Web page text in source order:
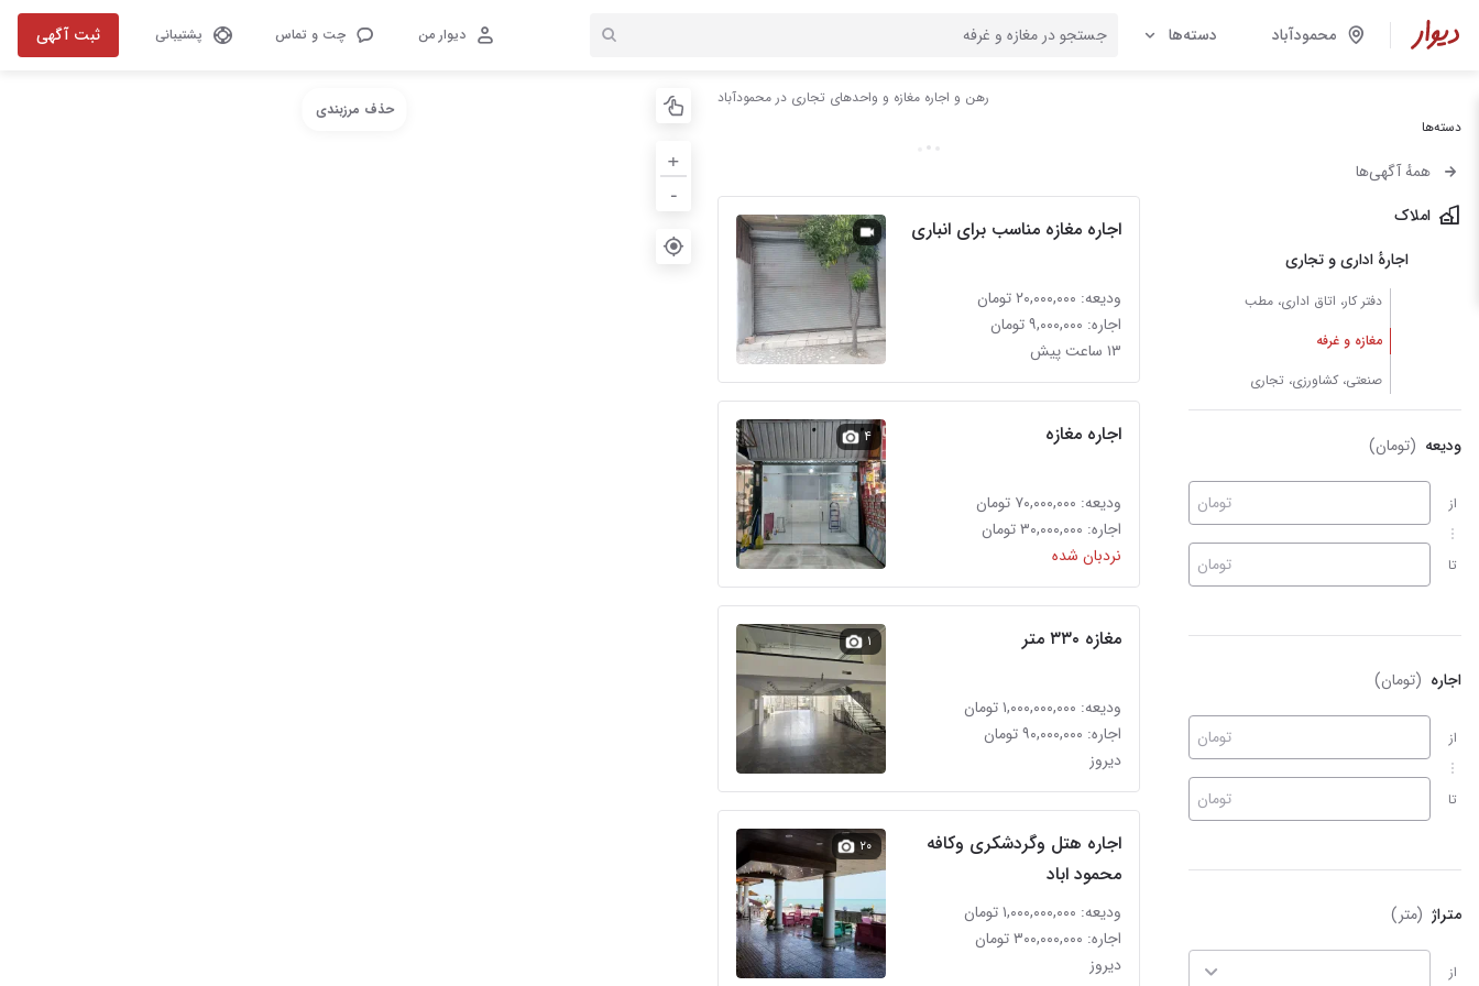
محمودآباد دسته‌ها دیوار من چت و تماس پشتیبانی ثبت آگهی
دسته‌ها
همهٔ آگهی‌ها
املاک
اجارهٔ اداری و تجاری
دفتر کار، اتاق اداری، مطب
مغازه و غرفه
صنعتی، کشاورزی، تجاری
ودیعه (تومان)
از
تا
تومان
تومان
اجاره (تومان)
از
تا
تومان
تومان
متراژ (متر)
از
رهن و اجاره مغازه و واحدهای تجاری در محمودآباد
اجاره مغازه مناسب برای انباری
ودیعه: ۲۰,۰۰۰,۰۰۰ تومان
اجاره: ۹,۰۰۰,۰۰۰ تومان
۱۳ ساعت پیش
اجاره مغازه
ودیعه: ۷۰,۰۰۰,۰۰۰ تومان
اجاره: ۳۰,۰۰۰,۰۰۰ تومان
نردبان شده
۴
مغازه ۳۳۰ متر
ودیعه: ۱,۰۰۰,۰۰۰,۰۰۰ تومان
اجاره: ۹۰,۰۰۰,۰۰۰ تومان
دیروز
۱
اجاره هتل وگردشکری وکافه
محمود اباد
ودیعه: ۱,۰۰۰,۰۰۰,۰۰۰ تومان
اجاره: ۳۰۰,۰۰۰,۰۰۰ تومان
دیروز
۲۰
+
-
حذف مرزبندی